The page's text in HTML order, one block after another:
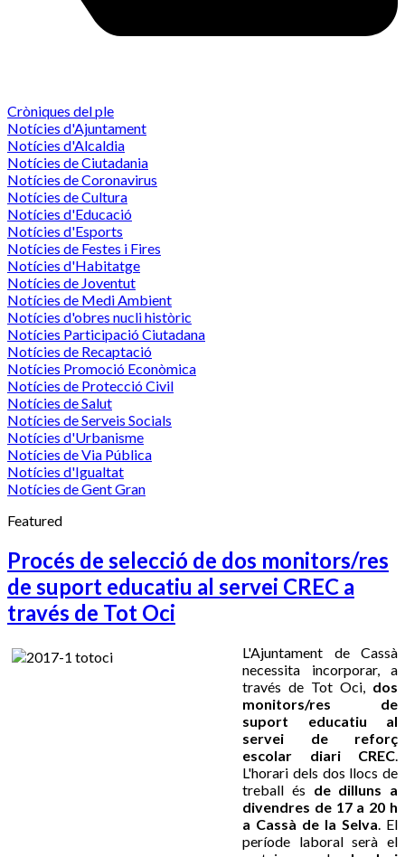
Cròniques del ple
Notícies d'Ajuntament
Notícies d'Alcaldia
Notícies de Ciutadania
Notícies de Coronavirus
Notícies de Cultura
Notícies d'Educació
Notícies d'Esports
Notícies de Festes i Fires
Notícies d'Habitatge
Notícies de Joventut
Notícies de Medi Ambient
Notícies d'obres nucli històric
Notícies Participació Ciutadana
Notícies de Recaptació
Notícies Promoció Econòmica
Notícies de Protecció Civil
Notícies de Salut
Notícies de Serveis Socials
Notícies d'Urbanisme
Notícies de Via Pública
Notícies d'Igualtat
Notícies de Gent Gran
Featured
Procés de selecció de dos monitors/res
de suport educatiu al servei CREC a
través de Tot Oci
L'Ajuntament de Cassà
necessita incorporar, a
través de Tot Oci, dos
monitors/res de
suport educatiu al
servei de reforç
escolar diari CREC.
L'horari dels dos llocs de
treball és de dilluns a
divendres de 17 a 20 h
a Cassà de la Selva. El
període laboral serà el